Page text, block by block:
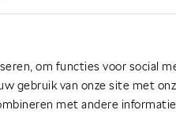
om functies voor social
gebruik van onze site met
met andere
the app